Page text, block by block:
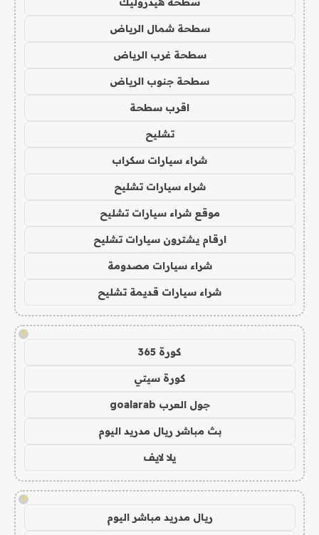
سطحة شمال الرياض
سطحة غرب الرياض
سطحة جنوب الرياض
اقرب سطحة
تشليح
شراء سيارات سكراب
شراء سيارات تشليح
موقع شراء سيارات تشليح
ارقام يشترون سيارات تشليح
شراء سيارات مصدومة
شراء سيارات قديمة تشليح
!
كورة 365
كورة سيتي
جول العرب goalarab
بث مباشر ريال مدريد اليوم
يلا لايف
!
ريال مدريد مباشر اليوم